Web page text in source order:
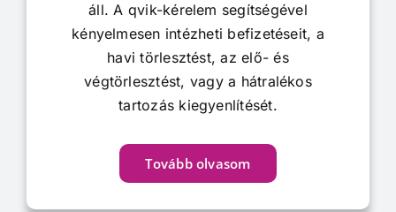
áll. A qvik-kérelem segítségével
kényelmesen intézheti befizetéseit, a
havi törlesztést, az elő- és
végtörlesztést, vagy a hátralékos
tartozás kiegyenlítését.
Tovább olvasom